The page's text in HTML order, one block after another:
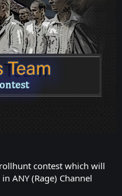
contest which will
ANY (Rage) Channel